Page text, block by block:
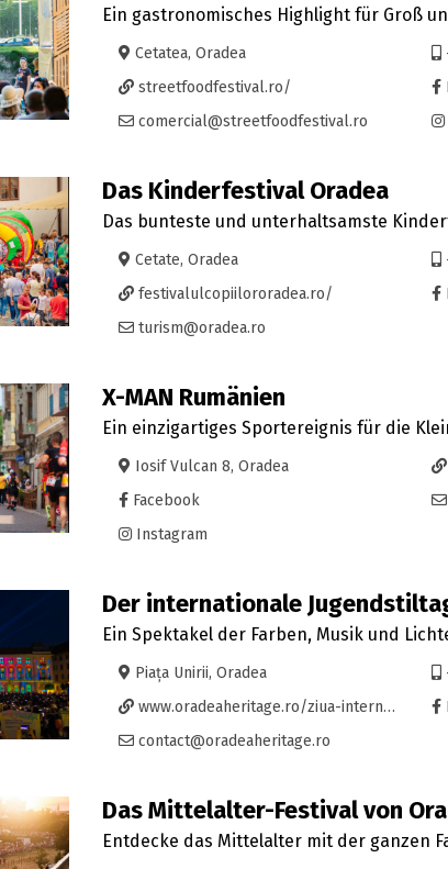
Ein gastronomisches Highlight für Groß
Cetatea, Oradea
streetfoodfestival.ro/
comercial@streetfoodfestival.ro
Das Kinderfestival Oradea
Das bunteste und unterhaltsamste
Cetate, Oradea
festivalulcopiilororadea.ro/
turism@oradea.ro
X-MAN Rumänien
Ein einzigartiges Sportereignis für die
Iosif Vulcan 8, Oradea
Facebook
Instagram
Der internationale
Ein Spektakel der Farben, Musik und
Piața Unirii, Oradea
www.oradeaheritage.ro/ziua-internationala-art-nouveau-orade/
contact@oradeaheritage.ro
Das Mittelalter-Festival von
Entdecke das Mittelalter mit der ganzen